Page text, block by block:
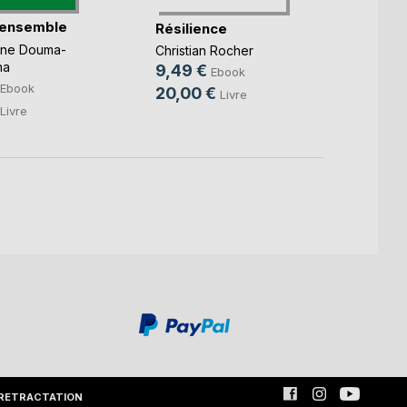
Douma-
Ebook
Livre
Résilience
Christian Rocher
9,49 € Ebook
20,00 € Livre